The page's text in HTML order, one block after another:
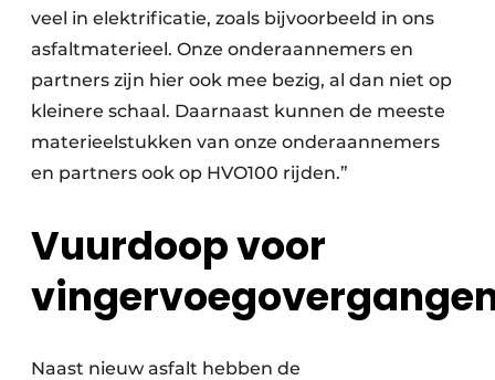
veel in elektrificatie, zoals bijvoorbeeld in ons
asfaltmaterieel. Onze onderaannemers en
partners zijn hier ook mee bezig, al dan niet op
kleinere schaal. Daarnaast kunnen de meeste
materieelstukken van onze onderaannemers
en partners ook op HVO100 rijden.”
Vuurdoop voor
Naast nieuw asfalt hebben de